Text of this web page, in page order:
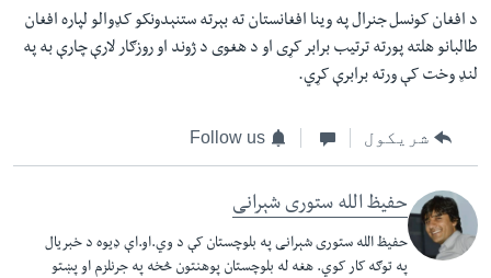
د افغان کونسل جنرال په وينا افغانستان ته بېرته ستنېدونکو کډوالو لپاره افغان
طالبانو هلته پورته ترتيب برابر کړی او د هغوی د ژوند او روزګار لارې چارې به په
لنډ وخت کې ورته برابرې کړي.
شریکول Follow us
حفیظ الله ستوری شېرانی
حفیظ الله ستوری شېرانی په بلوچستان کې د وي.او.اې ډیوه د خبریال
په توګه کار کوي. هغه له بلوچستان پوهنتون څخه په جرنلزم او پښتو